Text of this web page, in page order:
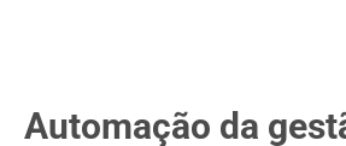
Automação da